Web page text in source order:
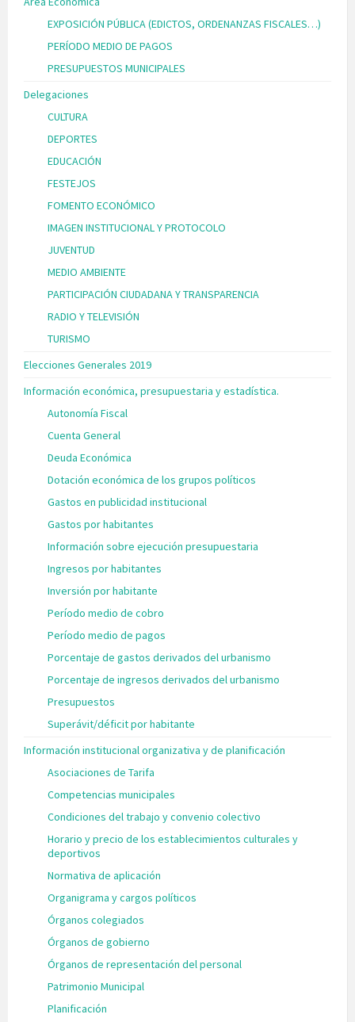
EXPOSICIÓN PÚBLICA (EDICTOS, ORDENANZAS FISCALES…)
PERÍODO MEDIO DE PAGOS
PRESUPUESTOS MUNICIPALES
Delegaciones
CULTURA
DEPORTES
EDUCACIÓN
FESTEJOS
FOMENTO ECONÓMICO
IMAGEN INSTITUCIONAL Y PROTOCOLO
JUVENTUD
MEDIO AMBIENTE
PARTICIPACIÓN CIUDADANA Y TRANSPARENCIA
RADIO Y TELEVISIÓN
TURISMO
Elecciones Generales 2019
Información económica, presupuestaria y estadística.
Autonomía Fiscal
Cuenta General
Deuda Económica
Dotación económica de los grupos políticos
Gastos en publicidad institucional
Gastos por habitantes
Información sobre ejecución presupuestaria
Ingresos por habitantes
Inversión por habitante
Período medio de cobro
Período medio de pagos
Porcentaje de gastos derivados del urbanismo
Porcentaje de ingresos derivados del urbanismo
Presupuestos
Superávit/déficit por habitante
Información institucional organizativa y de planificación
Asociaciones de Tarifa
Competencias municipales
Condiciones del trabajo y convenio colectivo
Horario y precio de los establecimientos culturales y
deportivos
Normativa de aplicación
Organigrama y cargos políticos
Órganos colegiados
Órganos de gobierno
Órganos de representación del personal
Patrimonio Municipal
Planificación